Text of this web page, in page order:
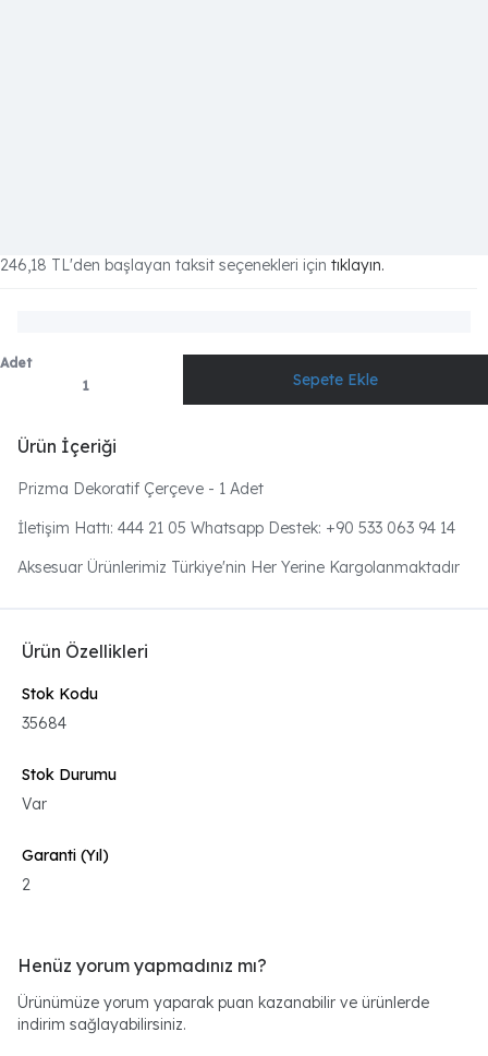
246,18 TL'den başlayan taksit seçenekleri için tıklayın.
Adet
Ürün İçeriği
Prizma Dekoratif Çerçeve - 1 Adet
İletişim Hattı: 444 21 05 Whatsapp Destek: +90 533 063 94 14
Aksesuar Ürünlerimiz Türkiye'nin Her Yerine Kargolanmaktadır
Ürün Özellikleri
Stok Kodu
35684
Stok Durumu
Var
Garanti (Yıl)
2
Henüz yorum yapmadınız mı?
Ürünümüze yorum yaparak puan kazanabilir ve ürünlerde
indirim sağlayabilirsiniz.